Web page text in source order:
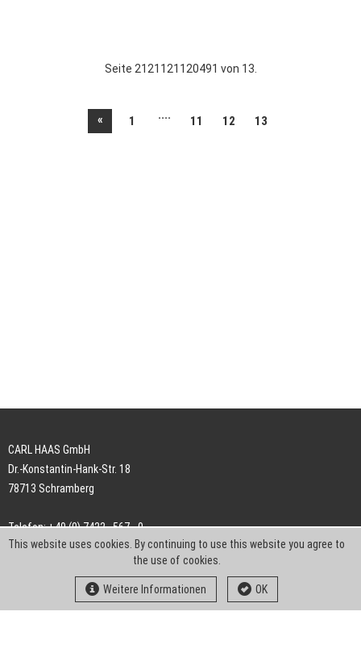
Seite 2121121120491 von 13.
« 1 .... 11 12 13
CARL HAAS GmbH
Dr.-Konstantin-Hank-Str. 18
78713 Schramberg
Telefon: +49 (0) 7422 . 567 - 0
Telefax: +49 (0) 7422 . 567 - 239
info-ch@kern-liebers.com
This website uses cookies. By continuing to use this website you agree to
the use of cookies.
Weitere Informationen OK